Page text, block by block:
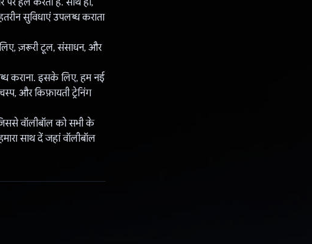
सुविधाएं उपलब्ध कराता
लिए, ज़रूरी टूल, संसाधन, और
कराना. इसके लिए, हम नई
और किफ़ायती ट्रेनिंग
वॉलीबॉल को सभी के
साथ दें जहां वॉलीबॉल